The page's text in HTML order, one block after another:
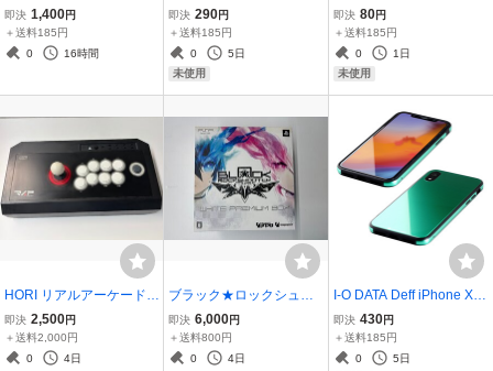
用 メモリーカード 16GB
PCH-Z161J
即決 1,400円
＋送料185円
0
16時間
ラスハイブリッドケース
キャプテン・マーベル レ
ッド PG-DCS726RD
即決 290円
＋送料185円
0
5日
未使用
トンネット 5インチスマ
ートフォン用アームバン
ドケース ピンク BM-ARM
5INCH/P
即決 80円
＋送料185円
0
1日
未使用
HORI リアルアーケードPr
o.V3 SA (PS3用)
即決 2,500円
＋送料2,000円
0
4日
ブラック★ロックシュー
ター ＴＨＥ ＧＡＭＥ ホワ
イトプレミアムＢＯＸ ソ
フト サウンドトラック な
即決 6,000円
＋送料800円
0
4日
I-O DATA Deff iPhone XR
用 ハイブリッドケース エ
メラルドグリーン BKS-IP
18MTGGAGN
即決 430円
＋送料185円
0
5日